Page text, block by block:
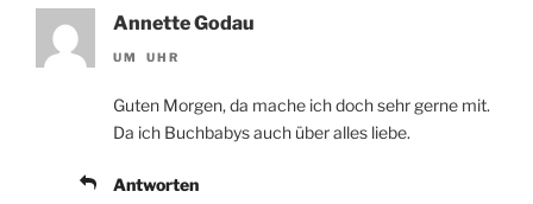
Annette Godau
UM UHR
Guten Morgen, da mache ich doch sehr gerne mit.
Da ich Buchbabys auch über alles liebe.
Antworten